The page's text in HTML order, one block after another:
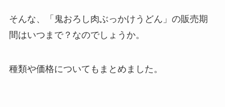
そんな、「鬼おろし肉ぶっかけうどん」の販売期
間はいつまで？なのでしょうか。
種類や価格についてもまとめました。